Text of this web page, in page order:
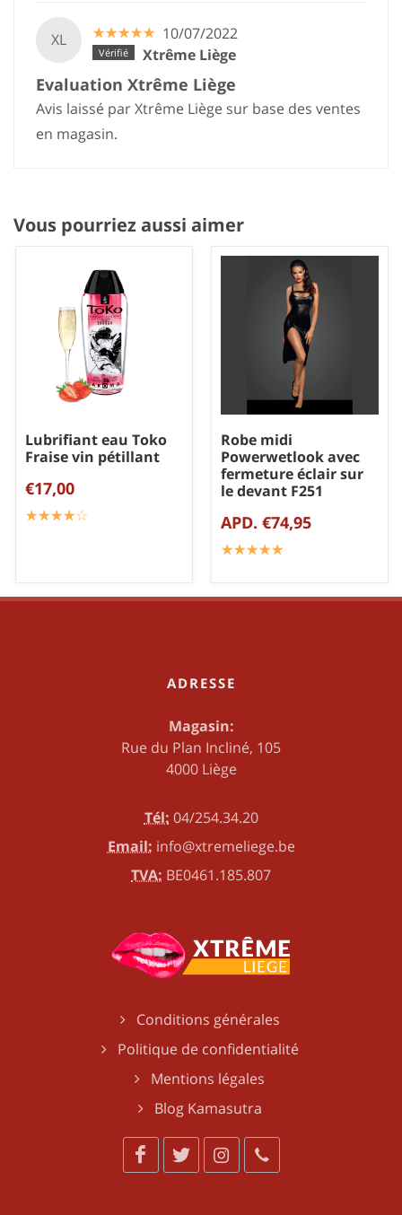
XL ☆☆☆☆☆
★★★★★ 10/07/2022
Xtrême Liège
Evaluation Xtrême Liège
Avis laissé par Xtrême Liège sur base des ventes
en magasin.
Vous pourriez aussi aimer
Lubrifiant eau Toko
Fraise vin pétillant
€17,00
☆☆☆☆☆
★★★★★
Robe midi
Powerwetlook avec
fermeture éclair sur
le devant F251
APD. €74,95
☆☆☆☆☆
★★★★★
ADRESSE
Magasin:
Rue du Plan Incliné, 105
4000 Liège
Tél: 04/254.34.20
Email: info@xtremeliege.be
TVA: BE0461.185.807
Conditions générales
Politique de confidentialité
Mentions légales
Blog Kamasutra